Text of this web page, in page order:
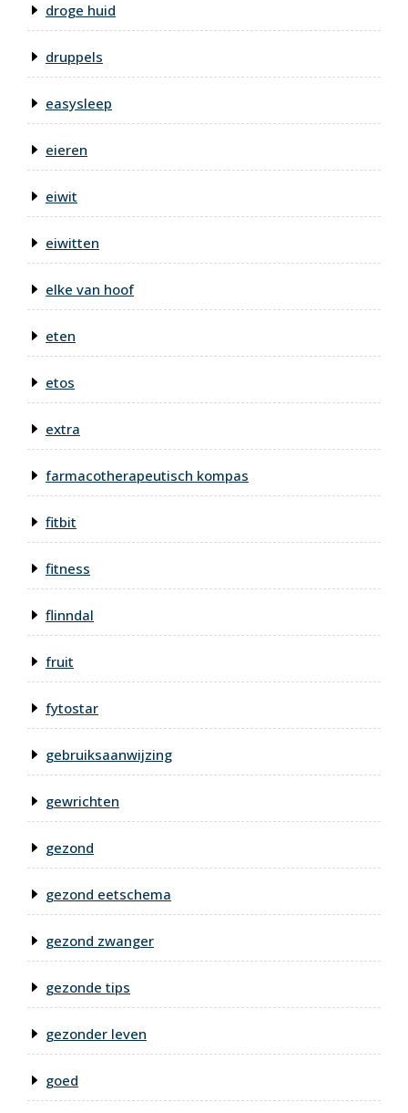
droge huid
druppels
easysleep
eieren
eiwit
eiwitten
elke van hoof
eten
etos
extra
farmacotherapeutisch kompas
fitbit
fitness
flinndal
fruit
fytostar
gebruiksaanwijzing
gewrichten
gezond
gezond eetschema
gezond zwanger
gezonde tips
gezonder leven
goed